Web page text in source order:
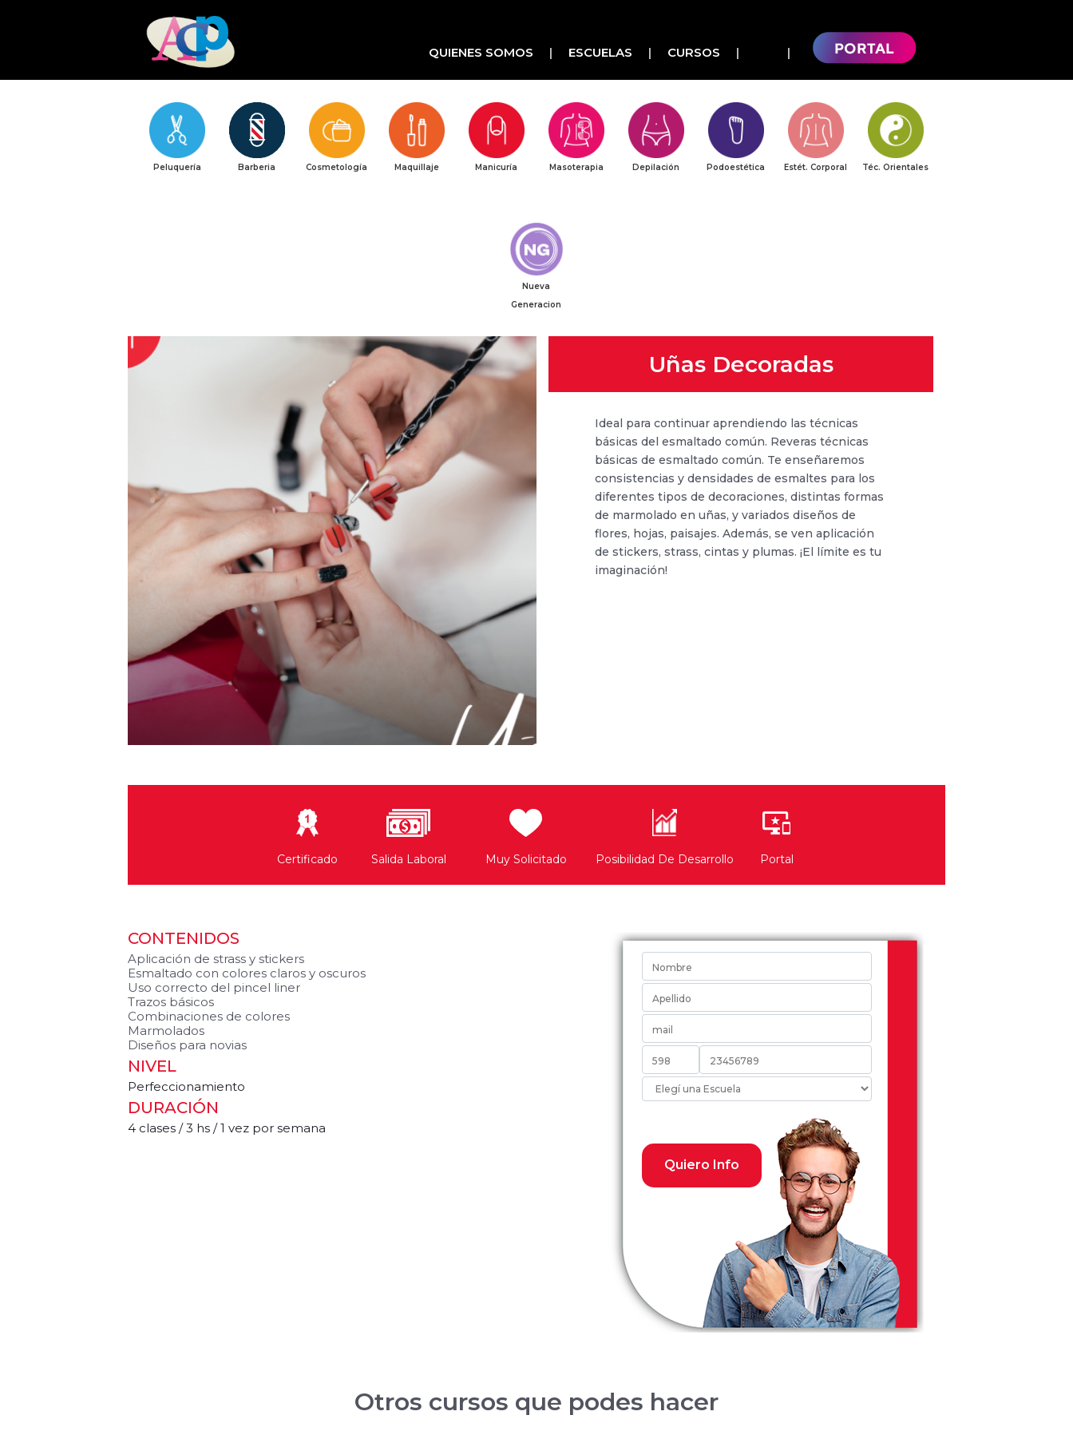
QUIENES SOMOS ESCUELAS CURSOS
Peluquería Barberia Cosmetología Maquillaje Manicuría Masoterapia Depilación Podoestética Estét. Corporal Téc. Orientales
Nueva
Generacion
Uñas Decoradas
Ideal para continuar aprendiendo las técnicas
básicas del esmaltado común. Reveras técnicas
básicas de esmaltado común. Te enseñaremos
consistencias y densidades de esmaltes para los
diferentes tipos de decoraciones, distintas formas
de marmolado en uñas, y variados diseños de
flores, hojas, paisajes. Además, se ven aplicación
de stickers, strass, cintas y plumas. ¡El límite es tu
imaginación!
Certificado Salida Laboral Muy Solicitado Posibilidad De Desarrollo Portal
CONTENIDOS
Aplicación de strass y stickers
Esmaltado con colores claros y oscuros
Uso correcto del pincel liner
Trazos básicos
Combinaciones de colores
Marmolados
Diseños para novias
NIVEL
Perfeccionamiento
DURACIÓN
4 clases / 3 hs / 1 vez por semana
Quiero Información
Quiero Info
Otros cursos que podes hacer